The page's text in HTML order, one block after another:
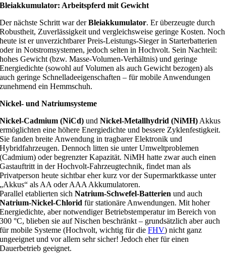
Bleiakkumulator: Arbeitspferd mit Gewicht
Der nächste Schritt war derBleiakkumulator. Er überzeugte durch
Robustheit, Zuverlässigkeit und vergleichsweise geringe Kosten. Noch
heute ist er unverzichtbarer Preis-Leistungs-Sieger in Starterbatterien
oder in Notstromsystemen, jedoch selten in Hochvolt. Sein Nachteil:
hohes Gewicht (bzw. Masse-Volumen-Verhältnis) und geringe
Energiedichte (sowohl auf Volumen als auch Gewicht bezogen) als
auch geringe Schnelladeeigenschaften – für mobile Anwendungen
zunehmend ein Hemmschuh.
Nickel- und Natriumsysteme
Nickel-Cadmium (NiCd) undNickel-Metallhydrid (NiMH) Akkus
ermöglichten eine höhere Energiedichte und bessere Zyklenfestigkeit.
Sie fanden breite Anwendung in tragbarer Elektronik und
Hybridfahrzeugen. Dennoch litten sie unter Umweltproblemen
(Cadmium) oder begrenzter Kapazität. NiMH hatte zwar auch einen
Gastauftritt in der Hochvolt-Fahrzeugtechnik, findet man als
Privatperson heute sichtbar eher kurz vor der Supermarktkasse unter
„Akkus“ als AA oder AAA Akkumulatoren.
Parallel etablierten sichNatrium-Schwefel-Batterien und auch
Natrium-Nickel-Chlorid für stationäre Anwendungen. Mit hoher
Energiedichte, aber notwendiger Betriebstemperatur im Bereich von
300 °C, blieben sie auf Nischen beschränkt – grundsätzlich aber auch
für mobile Systeme (Hochvolt, wichtig für dieFHV) nicht ganz
ungeeignet und vor allem sehr sicher! Jedoch eher für einen
Dauerbetrieb geeignet.